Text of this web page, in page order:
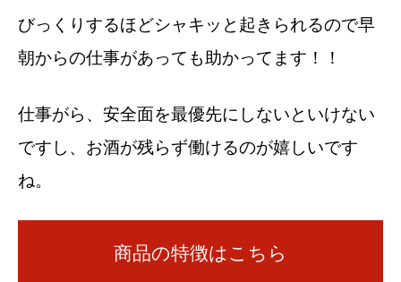
びっくりするほどシャキッと起きられるので早
朝からの仕事があっても助かってます！！
仕事がら、安全面を最優先にしないといけない
ですし、お酒が残らず働けるのが嬉しいです
ね。
商品の特徴はこちら